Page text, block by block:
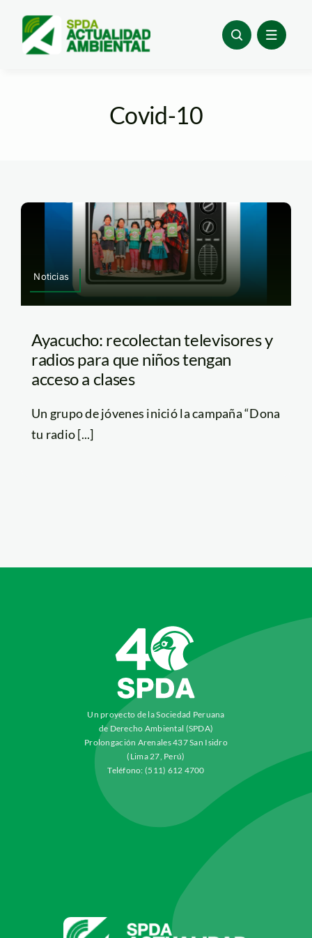
content
Covid-10
Noticias
Ayacucho: recolectan televisores y
radios para que niños tengan
acceso a clases
Un grupo de jóvenes inició la campaña “Dona
tu radio [...]
Un proyecto de la Sociedad Peruana
de Derecho Ambiental (SPDA)
Prolongación Arenales 437 San Isidro
(Lima 27, Perú)
Teléfono: (511) 612 4700